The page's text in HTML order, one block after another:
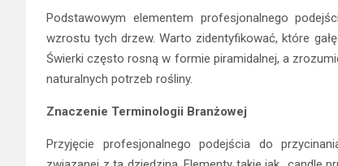
Podstawowym elementem profesjonalnego
wzrostu tych drzew. Warto zidentyfikować, które
Świerki często rosną w formie piramidalnej, a
naturalnych potrzeb rośliny.
Znaczenie Terminologii Branżowej
Przyjęcie profesjonalnego podejścia do